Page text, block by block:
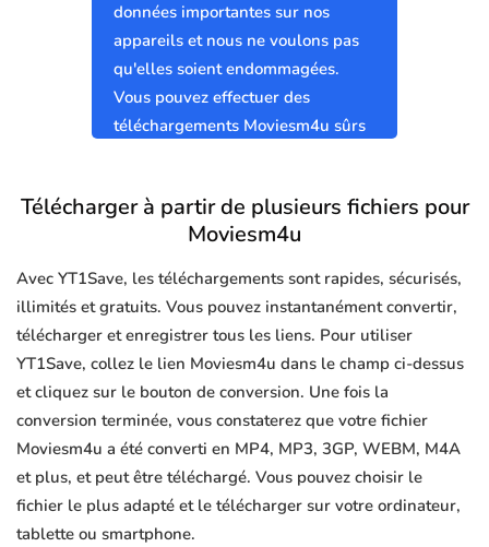
données importantes sur nos
appareils et nous ne voulons pas
qu'elles soient endommagées.
Vous pouvez effectuer des
téléchargements Moviesm4u sûrs
Télécharger à partir de plusieurs fichiers pour
Moviesm4u
Avec YT1Save, les téléchargements sont rapides, sécurisés,
illimités et gratuits. Vous pouvez instantanément convertir,
télécharger et enregistrer tous les liens. Pour utiliser
YT1Save, collez le lien Moviesm4u dans le champ ci-dessus
et cliquez sur le bouton de conversion. Une fois la
conversion terminée, vous constaterez que votre fichier
Moviesm4u a été converti en MP4, MP3, 3GP, WEBM, M4A
et plus, et peut être téléchargé. Vous pouvez choisir le
fichier le plus adapté et le télécharger sur votre ordinateur,
tablette ou smartphone.